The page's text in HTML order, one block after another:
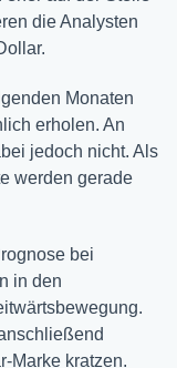
die Analysten
Monaten
erholen. An
jedoch nicht. Als
werden gerade
bei
in den
Marke kratzen.